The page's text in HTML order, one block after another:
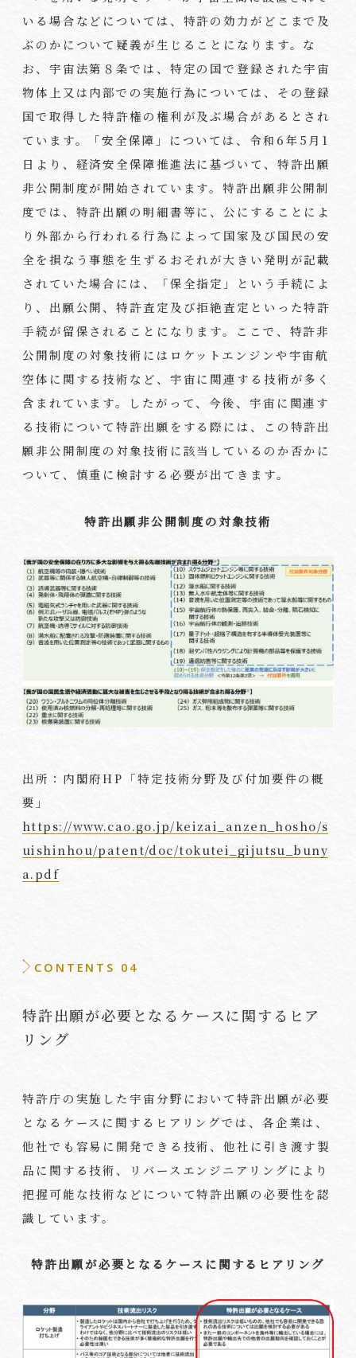
いる場合などについては、特許の効力がどこまで及
ぶのかについて疑義が生じることになります。な
お、宇宙法第８条では、特定の国で登録された宇宙
物体上又は内部での実施行為については、その登録
国で取得した特許権の権利が及ぶ場合があるとされ
ています。「安全保障」については、令和 6年5 月 1
日より、経済安全保障推進法に基づいて、特許出願
非公開制度が開始されています。特許出願非公開制
度では、特許出願の明細書等に、公にすることによ
り外部から行われる行為によって国家及び国民の安
全を損なう事態を生ずるおそれが大きい発明が記載
されていた場合には、「保全指定」という手続によ
り、出願公開、特許査定及び拒絶査定といった特許
手続が留保されることになります。ここで、特許非
公開制度の対象技術にはロケットエンジンや宇宙航
空体に関する技術など、宇宙に関連する技術が多く
含まれています。したがって、今後、宇宙に関連す
る技術について特許出願をする際には、この特許出
願非公開制度の対象技術に該当しているのか否かに
ついて、慎重に検討する必要が出てきます。
特許出願非公開制度の対象技術
出所：内閣府HP 「特定技術分野及び付加要件の概
要」
https://www.cao.go.jp/keizai_anzen_hosho/s
uishinhou/patent/doc/tokutei_gijutsu_buny
a.pdf
CONTENTS 04
特許出願が必要となるケースに関するヒア
リング
特許庁の実施した宇宙分野において特許出願が必要
となるケースに関するヒアリングでは、各企業は、
他社でも容易に開発できる技術、他社に引き渡す製
品に関する技術、リバースエンジニアリングにより
把握可能な技術などについて特許出願の必要性を認
識しています。
特許出願が必要となるケースに関するヒアリング